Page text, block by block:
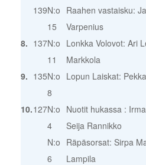
139N:o
15
Raahen vastaisku:
Varpenius
8. 137N:o
11
Lonkka Volovot: Ari
Markkola
9. 135N:o
8
Lopun Laiskat:
10.127N:o
4
Nuotit hukassa :
Seija Rannikko
N:o
6
Räpäsorsat: Sirpa
Lampila